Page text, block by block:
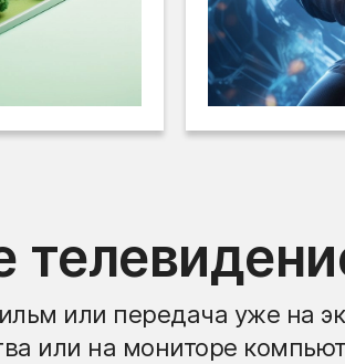
или передача уже на
или на мониторе